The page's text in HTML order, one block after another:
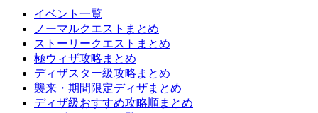
イベント一覧
ノーマルクエストまとめ
ストーリークエストまとめ
極ウィザ攻略まとめ
ディザスター級攻略まとめ
襲来・期間限定ディザまとめ
ディザ級おすすめ攻略順まとめ